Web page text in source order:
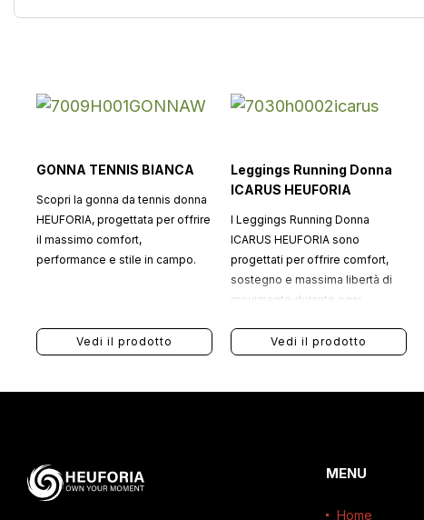
GONNA TENNIS BIANCA
Scopri la gonna da tennis donna
HEUFORIA, progettata per offrire
il massimo comfort,
performance e stile in campo.
Vedi il prodotto
Leggings Running Donna
ICARUS HEUFORIA
I Leggings Running Donna
ICARUS HEUFORIA sono
progettati per offrire comfort,
sostegno e massima libertà di
movimento durante ogni
Vedi il prodotto
MENU
Home